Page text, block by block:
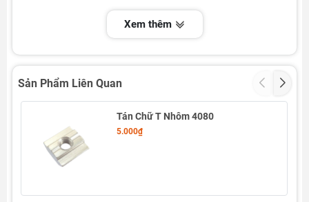
Xem thêm
Sản Phẩm Liên Quan
Tán Chữ T Nhôm 4080
5.000₫